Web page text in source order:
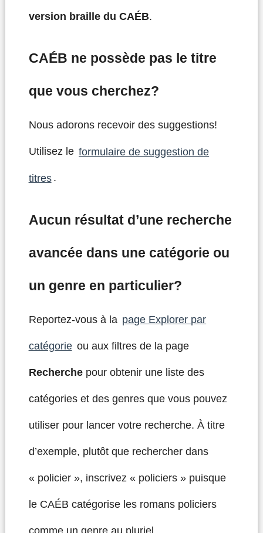
version braille du CAÉB.
CAÉB ne possède pas le titre
que vous cherchez?
Nous adorons recevoir des suggestions!
Utilisez le formulaire de suggestion de
titres .
Aucun résultat d’une recherche
avancée dans une catégorie ou
un genre en particulier?
Reportez-vous à la page Explorer par
catégorie ou aux filtres de la page
Recherche pour obtenir une liste des
catégories et des genres que vous pouvez
utiliser pour lancer votre recherche. À titre
d’exemple, plutôt que rechercher dans
« policier », inscrivez « policiers » puisque
le CAÉB catégorise les romans policiers
comme un genre au pluriel.